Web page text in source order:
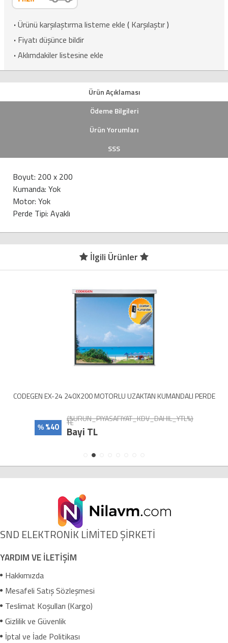
·Ürünü karşılaştırma listeme ekle ( Karşılaştır)
· Fiyatı düşünce bildir
·Aklımdakiler listesine ekle
Ürün Açıklaması
Ödeme Bilgileri
Ürün Yorumları
SSS
Boyut: 200 x 200
Kumanda: Yok
Motor: Yok
Perde Tipi: Ayaklı
İlgili Ürünler
CODEGEN EX-24 240X200 MOTORLU UZAKTAN KUMANDALI PERDE
% %40
{%URUN_PIYASAFIYAT_KDV_DAHIL_YTL%}
TL
Bayi TL
SND ELEKTRONİK LİMİTED ŞİRKETİ
YARDIM VE İLETİŞİM
Hakkımızda
Mesafeli Satış Sözleşmesi
Teslimat Koşulları (Kargo)
Gizlilik ve Güvenlik
İptal ve İade Politikası